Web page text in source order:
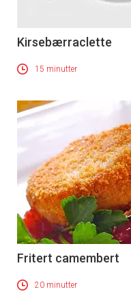
Kirsebærraclette
15 minutter
Fritert camembert
20 minutter